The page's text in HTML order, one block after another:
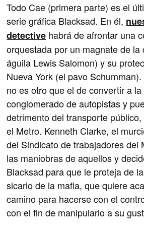
Todo Cae (primera parte) es el
serie gráfica Blacksad. En él,
detective habrá de afrontar una
orquestada por un magnate de la
águila Lewis Salomon) y su
Nueva York (el pavo
no es otro que el de convertir a
conglomerado de autopistas y
detrimento del transporte
el Metro. Kenneth Clarke, el
del Sindicato de trabajadores del
las maniobras de aquellos y
Blacksad para que le proteja de
sicario de la mafia, que quiere
camino para hacerse con el
con el fin de manipularlo a su